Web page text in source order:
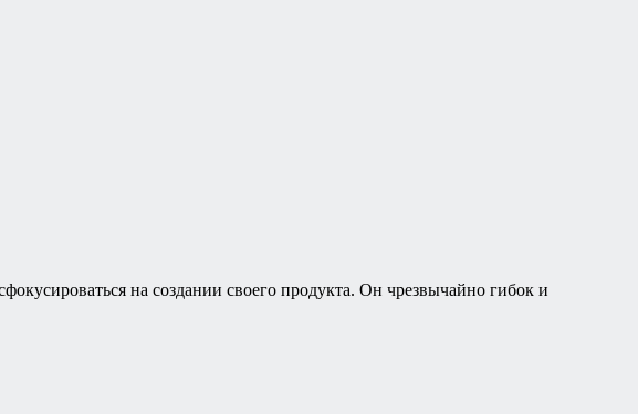
на создании своего продукта. Он чрезвычайно гибок и